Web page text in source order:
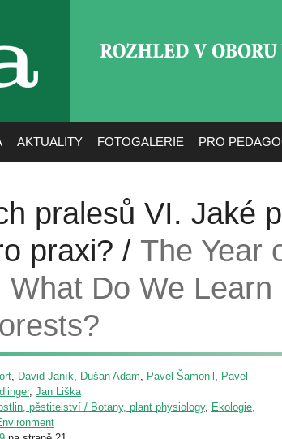
AKTUALITY FOTOGALERIE PRO
pralesů VI. Jaké
praxi? / The Year
What Do We
, David Janík, Dušan Adam, Pavel Šamonil , Pavel
, Jan Liška
pěstitelství / Botany, plant physiology, Ekologie,